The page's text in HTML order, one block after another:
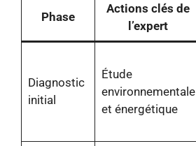
Phase
Actions clés de
l’expert
Diagnostic
initial
Étude
environnementale
et énergétique